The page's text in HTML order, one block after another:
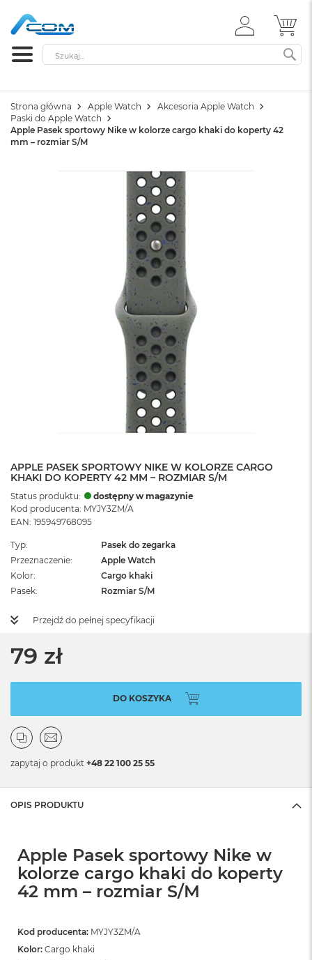
ZALOGUJ
SIĘ
Szukaj
Strona główna Apple Watch
Akcesoria Apple Watch
Paski do Apple Watch
Apple Pasek sportowy Nike w kolorze cargo khaki do koperty 42
mm – rozmiar S/M
APPLE PASEK SPORTOWY NIKE W KOLORZE CARGO
KHAKI DO KOPERTY 42 MM – ROZMIAR S/M
Status produktu:
dostępny w magazynie
Kod producenta: MYJY3ZM/A
EAN: 195949768095
Typ
Pasek do zegarka
Przeznaczenie
Apple Watch
Kolor
Cargo khaki
Pasek
Rozmiar S/M
Przejdź do pełnej specyfikacji
79 zł
DO KOSZYKA
zapytaj o produkt +48 22 100 25 55
OPIS PRODUKTU
Apple Pasek sportowy Nike w
kolorze cargo khaki do koperty
42 mm – rozmiar S/M
Kod producenta: MYJY3ZM/A
Kolor: Cargo khaki